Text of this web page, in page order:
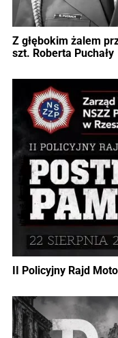
Z głębokim żalem
szt. Roberta Puchały
II Policyjny Rajd